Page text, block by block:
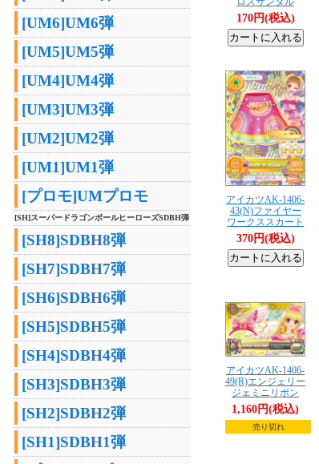
[UM6]UM6弾
[UM5]UM5弾
[UM4]UM4弾
[UM3]UM3弾
[UM2]UM2弾
[UM1]UM1弾
[プロモ]UMプロモ
[SH]スーパードラゴンボールヒーローズSDBH弾
[SH8]SDBH8弾
[SH7]SDBH7弾
[SH6]SDBH6弾
[SH5]SDBH5弾
[SH4]SDBH4弾
[SH3]SDBH3弾
[SH2]SDBH2弾
[SH1]SDBH1弾
170円(税込)
アイカツAK-1406-
43(N)ファイヤー
ワークススカート
370円(税込)
アイカツAK-1406-
49(R)エンジェリー
ジェミニリボン
1,160円(税込)
売り切れ